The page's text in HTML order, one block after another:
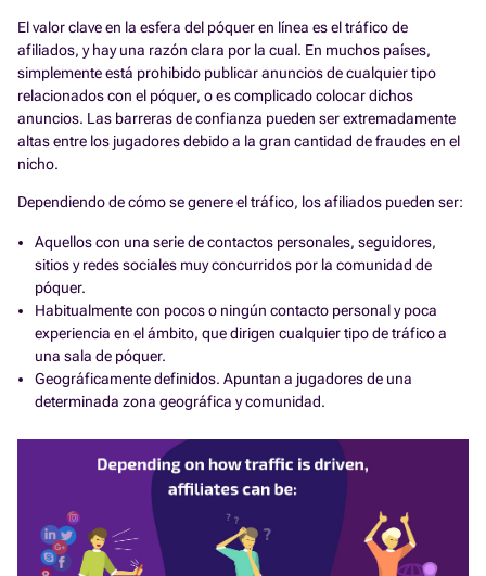
El valor clave en la esfera del póquer en línea es el tráfico de
afiliados, y hay una razón clara por la cual. En muchos países,
simplemente está prohibido publicar anuncios de cualquier tipo
relacionados con el póquer, o es complicado colocar dichos
anuncios. Las barreras de confianza pueden ser extremadamente
altas entre los jugadores debido a la gran cantidad de fraudes en el
nicho.
Dependiendo de cómo se genere el tráfico, los afiliados pueden ser:
Aquellos con una serie de contactos personales, seguidores,
sitios y redes sociales muy concurridos por la comunidad de
póquer.
Habitualmente con pocos o ningún contacto personal y poca
experiencia en el ámbito, que dirigen cualquier tipo de tráfico a
una sala de póquer.
Geográficamente definidos. Apuntan a jugadores de una
determinada zona geográfica y comunidad.